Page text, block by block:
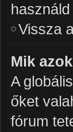
Vissza
Mik
A
őket
fórum